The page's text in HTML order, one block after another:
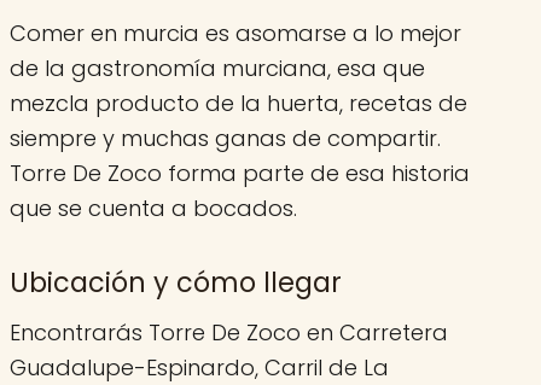
Comer en murcia es asomarse a lo mejor
de la gastronomía murciana, esa que
mezcla producto de la huerta, recetas de
siempre y muchas ganas de compartir.
Torre De Zoco forma parte de esa historia
que se cuenta a bocados.
Ubicación y cómo llegar
Encontrarás Torre De Zoco en Carretera
Guadalupe-Espinardo, Carril de La